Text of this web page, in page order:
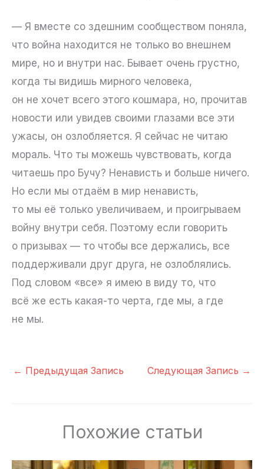
— Я вместе со здешним сообществом поняла,
что война находится не только во внешнем
мире, но и внутри нас. Бывает очень грустно,
когда ты видишь мирного человека,
он не хочет всего этого кошмара, но, прочитав
новости или увидев своими глазами все эти
ужасы, он озлобляется. Я сейчас не читаю
мораль. Что ты можешь чувствовать, когда
читаешь про Бучу? Ненависть и больше ничего.
Но если мы отдаём в мир ненависть,
то мы её только увеличиваем, и проигрываем
войну внутри себя. Поэтому если говорить
о призывах — то чтобы все держались, все
поддерживали друг друга, не озлоблялись.
Под словом «все» я имею в виду то, что
всё же есть какая-то черта, где мы, а где
не мы.
← Предыдущая Запись Следующая Запись →
Похожие статьи